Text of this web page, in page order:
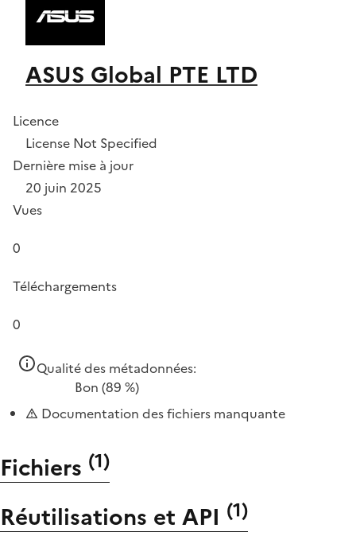
ASUS Global PTE LTD
Licence
License Not Specified
Dernière mise à jour
20 juin 2025
Vues
0
Téléchargements
0
Qualité des métadonnées:
Bon (89 %)
Documentation des fichiers manquante
Fichiers (1)
Réutilisations et API (1)